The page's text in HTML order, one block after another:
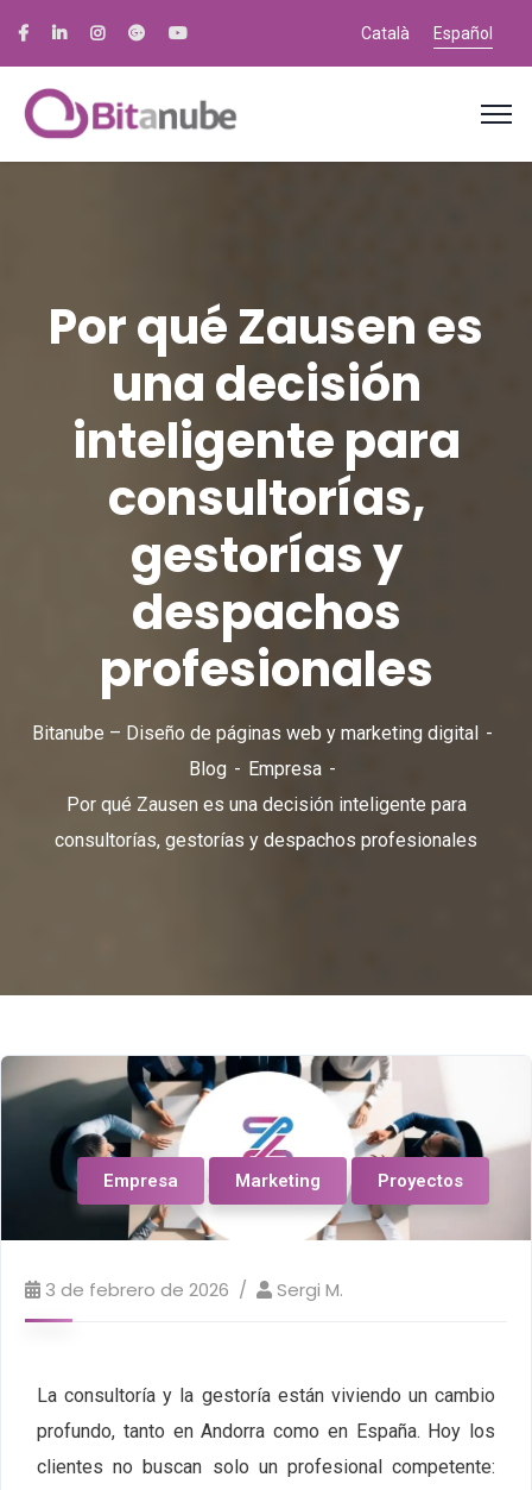
Català Español
Por qué Zausen es
una decisión
inteligente para
consultorías,
gestorías y
despachos
profesionales
Bitanube – Diseño de páginas web y marketing digital
Blog
Empresa
Por qué Zausen es una decisión inteligente para
consultorías, gestorías y despachos profesionales
Empresa Marketing Proyectos
3 de febrero de 2026 Sergi M.
La consultoría y la gestoría están viviendo un cambio
profundo, tanto en Andorra como en España. Hoy los
clientes no buscan solo un profesional competente: